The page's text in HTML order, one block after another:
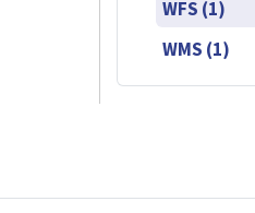
WFS (1)
WMS (1)